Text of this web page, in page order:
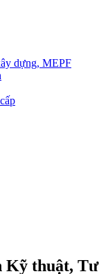
dựng, MEPF
Kỹ thuật, Tư